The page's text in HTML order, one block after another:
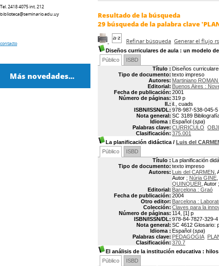
Resultado de la búsqueda
29búsqueda de la palabra clave
Refinar búsqueda Generar el flujo
Diseños curriculares de aula : un modelo
Público
ISBD
Título : Diseños
Tipo de documento: texto impreso
Autores: Martiniano
Editorial: Buenos Aires :
Fecha de publicación: 2001
Número de páginas: 319 p
Il.: il., cuads
ISBN/ISSN/DL: 978-987-538-045-5
Nota general: SC 3189
Idioma : Español (spa)
Palabras clave: CURRICULO
Clasificación: 375.001
La planificación didáctica / Luis del
Público
ISBD
Título : La planificación
Tipo de documento: texto impreso
Autores: Luis del CARMEN
Autor ; Núria GINE
QUINQUER , Autor
Editorial: Barcelona : Graó
Fecha de publicación: 2004
Otro editor: Barcelona :
Colección: Claves para la
Número de páginas: 114, [1] p
ISBN/ISSN/DL: 978-84-7827-329-4
Nota general: SC 4612 Glosario:
Idioma : Español (spa)
Palabras clave: PEDAGOGIA
Clasificación: 370.7
El análisis de la institución educativa :
Público
ISBD
Tel. 2418 4075 int. 212
biblioteca@seminario.edu.uy
contacto
Más novedades...